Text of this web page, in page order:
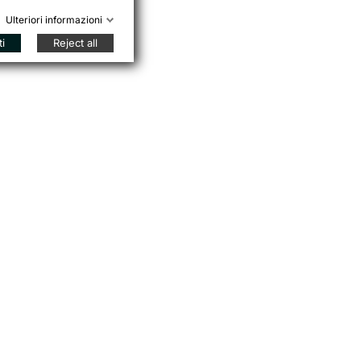
Ulteriori informazioni
Reject all